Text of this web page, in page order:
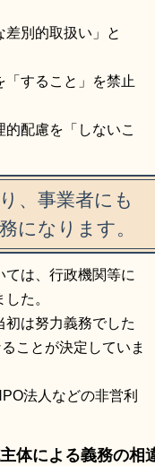
別的取扱い」と
「すること」を禁止
配慮を「しないこ
、事業者にも
になります。
ては、行政機関等に
た。
は努力義務でした
ことが決定していま
法人などの非営利
体による義務の相